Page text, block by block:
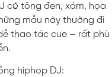
có tông đen, xám, họa
mẫu này thường đi
thao tác cue – rất phù
hiphop DJ: